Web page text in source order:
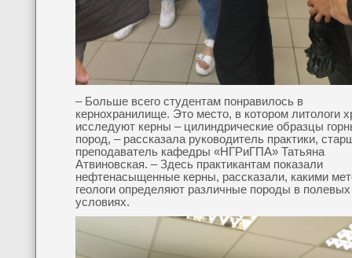
– Больше всего студентам понравилось в
кернохранилище. Это место, в котором литологи
исследуют керны – цилиндрические образцы
пород, – рассказала руководитель практики,
преподаватель кафедры «НГРиГПА» Татьяна
Атвиновская. – Здесь практикантам показали
нефтенасыщенные керны, рассказали, какими
геологи определяют различные породы в полевых
условиях.